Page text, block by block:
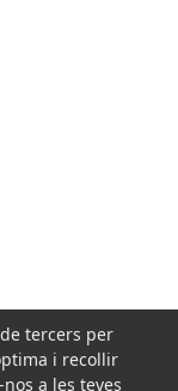
tercers per
i recollir
a les teves